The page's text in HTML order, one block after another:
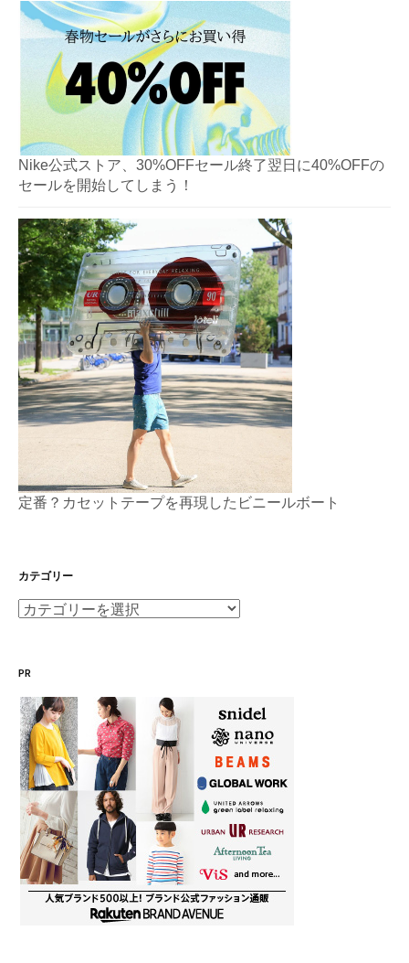
Nike公式ストア、30%OFFセール終了翌日に40%OFFの
セールを開始してしまう！
定番？カセットテープを再現したビニールボート
カテゴリー
カ
リ
ー
PR